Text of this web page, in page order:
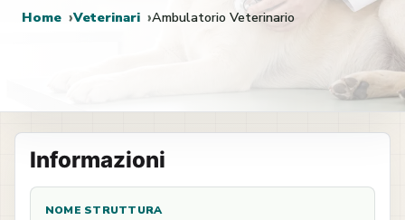
Home Veterinari Ambulatorio Veterinario
Informazioni
NOME STRUTTURA